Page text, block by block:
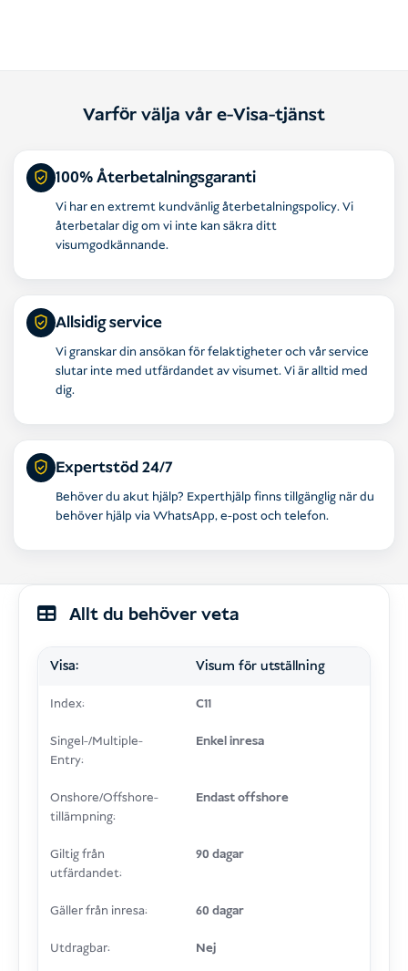
Varför välja vår e-Visa-tjänst
100% Återbetalningsgaranti
Vi har en extremt kundvänlig återbetalningspolicy. Vi
återbetalar dig om vi inte kan säkra ditt
visumgodkännande.
Allsidig service
Vi granskar din ansökan för felaktigheter och vår service
slutar inte med utfärdandet av visumet. Vi är alltid med
dig.
Expertstöd 24/7
Behöver du akut hjälp? Experthjälp finns tillgänglig när du
behöver hjälp via WhatsApp, e-post och telefon.
Allt du behöver veta
Visa: Visum för utställning
Index: C11
Singel-/Multiple-
Entry:
Enkel inresa
Onshore/Offshore-
tillämpning:
Endast offshore
Giltig från
utfärdandet:
90 dagar
Gäller från inresa: 60 dagar
Utdragbar: Nej